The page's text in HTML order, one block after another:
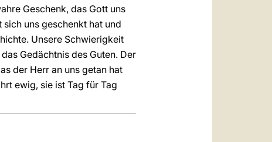
Geschenk, das Gott uns
uns geschenkt hat und
Unsere Schwierigkeit
Gedächtnis des Guten. Der
der Herr an uns getan hat
ewig, sie ist Tag für Tag